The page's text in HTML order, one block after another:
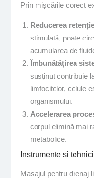
Prin mișcările corect
Reducerea
stimulată, poate
acumularea de
Îmbunătățirea
susținut contribuie
limfocitelor, celule
organismului.
Accelerarea
corpul elimină mai
metabolice.
Instrumente și
Masajul pentru drenaj